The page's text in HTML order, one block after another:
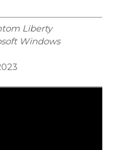
Liberty
Windows